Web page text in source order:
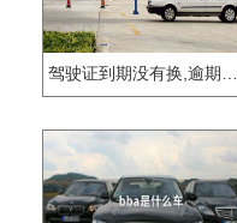
驾驶证到期没有换,逾期怎么办??